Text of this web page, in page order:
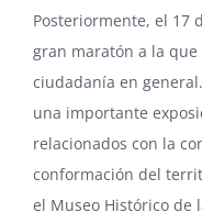
Posteriormente, el 17
gran maratón a la
ciudadanía en
una importante
relacionados con la
conformación del
el Museo Histórico de